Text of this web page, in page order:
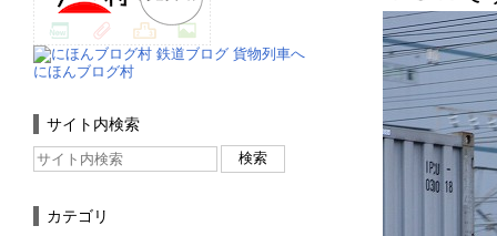
にほんブログ村
サイト内検索
カテゴリ